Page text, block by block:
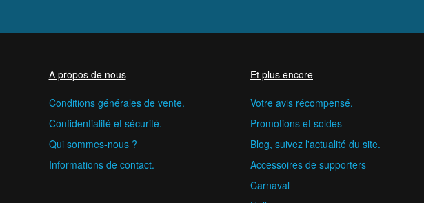
A propos de nous
Conditions générales de vente.
Confidentialité et sécurité.
Qui sommes-nous ?
Informations de contact.
Et plus encore
Votre avis récompensé.
Promotions et soldes
Blog, suivez l'actualité du site.
Accessoires de supporters
Carnaval